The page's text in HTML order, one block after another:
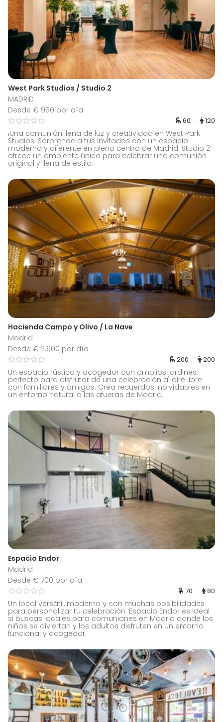
West Park Studios / Studio 2
MADRID
Desde € 950 por día
60 120
¡Una comunión llena de luz y creatividad en West Park
Studios! Sorprende a tus invitados con un espacio
moderno y diferente en pleno centro de Madrid. Studio 2
ofrece un ambiente único para celebrar una comunión
original y llena de estilo.
Hacienda Campo y Olivo / La Nave
Madrid
Desde € 2.900 por día
200 200
Un espacio rústico y acogedor con amplios jardines,
perfecto para disfrutar de una celebración al aire libre
con familiares y amigos. Crea recuerdos inolvidables en
un entorno natural a las afueras de Madrid.
Espacio Endor
Madrid
Desde € 700 por día
70 80
Un local versátil, moderno y con muchas posibilidades
para personalizar tu celebración. Espacio Endor es ideal
si buscas locales para comuniones en Madrid donde los
niños se diviertan y los adultos disfruten en un entorno
funcional y acogedor.